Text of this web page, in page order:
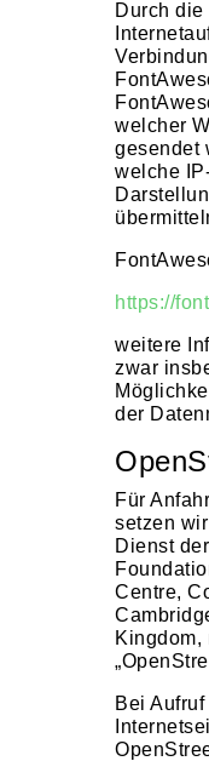
Durch
welcher
gesendet
welche
https://
weitere
zwar
der
Für
setzen
Dienst
Centre,
Kingdom,
Bei